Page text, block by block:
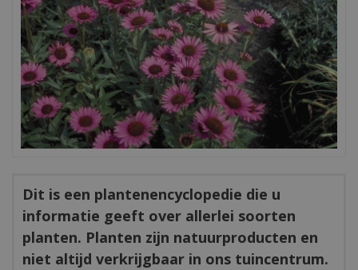
Dit is een plantenencyclopedie die u
informatie geeft over allerlei soorten
planten. Planten zijn natuurproducten en
niet altijd verkrijgbaar in ons tuincentrum.